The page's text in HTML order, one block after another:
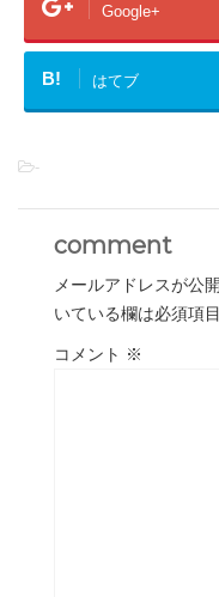
Google+
B! はてブ
-
comment
メールアドレスが公
いている欄は必須項
コメント ※